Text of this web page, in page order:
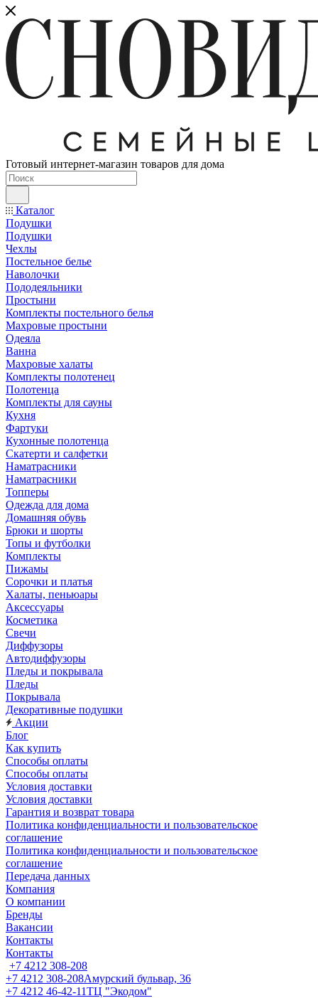
Готовый интернет-магазин товаров для дома
Каталог
Подушки
Подушки
Чехлы
Постельное белье
Наволочки
Пододеяльники
Простыни
Комплекты постельного белья
Махровые простыни
Одеяла
Ванна
Махровые халаты
Комплекты полотенец
Полотенца
Комплекты для сауны
Кухня
Фартуки
Кухонные полотенца
Скатерти и салфетки
Наматрасники
Наматрасники
Топперы
Одежда для дома
Домашняя обувь
Брюки и шорты
Топы и футболки
Комплекты
Пижамы
Сорочки и платья
Халаты, пеньюары
Аксессуары
Косметика
Свечи
Диффузоры
Автодиффузоры
Пледы и покрывала
Пледы
Покрывала
Декоративные подушки
Акции
Блог
Как купить
Способы оплаты
Способы оплаты
Условия доставки
Условия доставки
Гарантия и возврат товара
Политика конфиденциальности и пользовательское
соглашение
Политика конфиденциальности и пользовательское
соглашение
Передача данных
Компания
О компании
Бренды
Вакансии
Контакты
Контакты
+7 4212 308-208
+7 4212 308-208Амурский бульвар, 36
+7 4212 46-42-11ТЦ "Экодом"